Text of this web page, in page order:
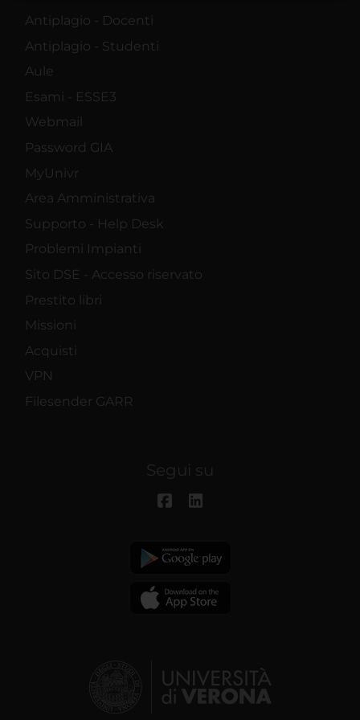
Antiplagio - Docenti
Antiplagio - Studenti
Aule
Esami - ESSE3
Webmail
Password GIA
MyUnivr
Area Amministrativa
Supporto - Help Desk
Problemi Impianti
Sito DSE - Accesso riservato
Prestito libri
Missioni
Acquisti
VPN
Filesender GARR
Segui su